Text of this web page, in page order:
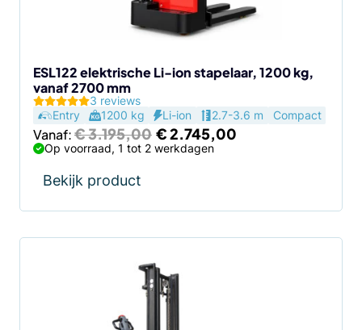
ESL122 elektrische Li-ion stapelaar, 1200 kg,
vanaf 2700 mm
3 reviews
Entry
1200 kg Li-ion 2.7-3.6 m Compact
Vanaf:€3.195,00 Oorspronkelijke
prijs
€2.745,00
Op voorraad, 1 tot 2 werkdagen
Bekijk product
de
productpagina